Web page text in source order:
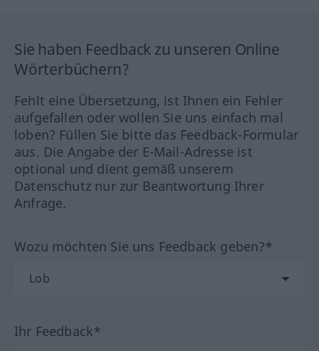
Sie haben Feedback zu unseren Online
Wörterbüchern?
Fehlt eine Übersetzung, ist Ihnen ein Fehler
aufgefallen oder wollen Sie uns einfach mal
loben? Füllen Sie bitte das Feedback-Formular
aus. Die Angabe der E-Mail-Adresse ist
optional und dient gemäß unserem
Datenschutz nur zur Beantwortung Ihrer
Anfrage.
Wozu möchten Sie uns Feedback geben?*
Ihr Feedback*